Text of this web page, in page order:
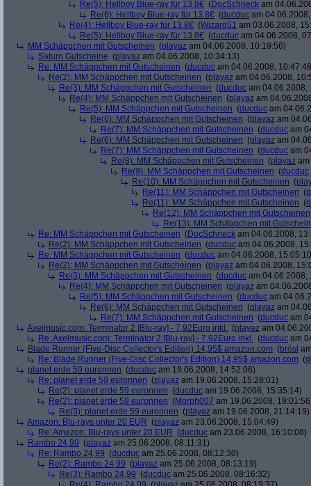
Re(5): Hellboy Blue-ray für 13.8€ (DocSchneck am
Re(6): Hellboy Blue-ray für 13.8€ (ducduc am
Re(4): Hellboy Blue-ray für 13.8€ (Wizard51 am 03.06.2008,
Re(5): Hellboy Blue-ray für 13.8€ (ducduc am 04.06.2008,
MM Schäppchen mit Gutscheinen (playaz am 04.06.2008, 10:19:56)
Saturn Gutscheine (playaz am 04.06.2008, 10:34:13)
Re: MM Schäppchen mit Gutscheinen (ducduc am 04.06.2008,
Re(2): MM Schäppchen mit Gutscheinen (playaz am 04.06.2008,
Re(3): MM Schäppchen mit Gutscheinen (ducduc am 04.06.2008,
Re(4): MM Schäppchen mit Gutscheinen (playaz am
Re(5): MM Schäppchen mit Gutscheinen (ducduc am
Re(6): MM Schäppchen mit Gutscheinen (playaz am
Re(7): MM Schäppchen mit Gutscheinen (ducduc am
Re(6): MM Schäppchen mit Gutscheinen (playaz am
Re(7): MM Schäppchen mit Gutscheinen (ducduc am
Re(8): MM Schäppchen mit Gutscheinen (playaz
Re(9): MM Schäppchen mit Gutscheinen (ducduc
Re(10): MM Schäppchen mit Gutscheinen (
Re(11): MM Schäppchen mit Gutscheinen (
Re(11): MM Schäppchen mit Gutscheinen (
Re(12): MM Schäppchen mit Gutscheinen
Re(13): MM Schäppchen mit
Re: MM Schäppchen mit Gutscheinen (DocSchneck am 04.06.2008,
Re(2): MM Schäppchen mit Gutscheinen (ducduc am 04.06.2008,
Re: MM Schäppchen mit Gutscheinen (ducduc am 04.06.2008,
Re(2): MM Schäppchen mit Gutscheinen (playaz am 04.06.2008,
Re(3): MM Schäppchen mit Gutscheinen (ducduc am 04.06.2008,
Re(4): MM Schäppchen mit Gutscheinen (playaz am
Re(5): MM Schäppchen mit Gutscheinen (ducduc am
Re(6): MM Schäppchen mit Gutscheinen (playaz am
Re(7): MM Schäppchen mit Gutscheinen (ducduc am
Axelmusic.com: Terminator 2 [Blu-ray] - 7,92Euro inkl. (playaz am
Re: Axelmusic.com: Terminator 2 [Blu-ray] - 7,92Euro inkl. (ducduc am
Blade Runner (Five-Disc Collector's Edition) 14,95$ amazon.com (brösl
Re: Blade Runner (Five-Disc Collector's Edition) 14,95$ amazon.com (
planet erde 59 euronnen (ducduc am 19.06.2008, 14:52:06)
Re: planet erde 59 euronnen (playaz am 19.06.2008, 15:28:01)
Re(2): planet erde 59 euronnen (ducduc am 19.06.2008, 15:35:14)
Re(2): planet erde 59 euronnen (Morph007 am 19.06.2008,
Re(3): planet erde 59 euronnen (playaz am 19.06.2008, 21:14:19)
Amazon: Blu-rays unter 20 EUR (playaz am 23.06.2008, 15:04:49)
Re: Amazon: Blu-rays unter 20 EUR (ducduc am 23.06.2008, 16:10:08)
Rambo 24,99 (playaz am 25.06.2008, 08:11:31)
Re: Rambo 24,99 (ducduc am 25.06.2008, 08:12:30)
Re(2): Rambo 24,99 (playaz am 25.06.2008, 08:13:19)
Re(3): Rambo 24,99 (ducduc am 25.06.2008, 08:16:32)